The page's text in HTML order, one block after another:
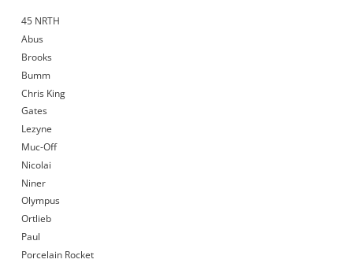
45 NRTH
Abus
Brooks
Bumm
Chris King
Gates
Lezyne
Muc-Off
Nicolai
Niner
Olympus
Ortlieb
Paul
Porcelain Rocket